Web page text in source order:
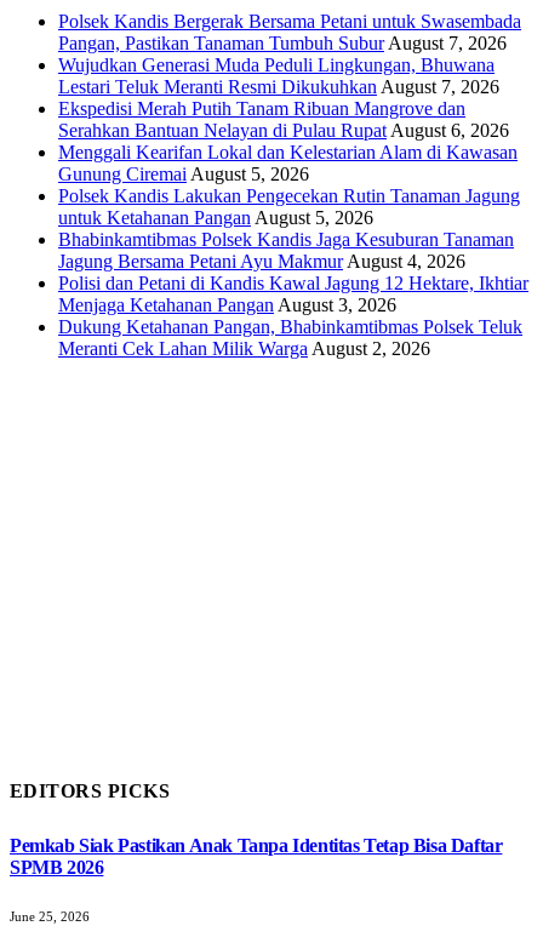
Polsek Kandis Bergerak Bersama Petani untuk Swasembada
Pangan, Pastikan Tanaman Tumbuh Subur August 7, 2026
Wujudkan Generasi Muda Peduli Lingkungan, Bhuwana
Lestari Teluk Meranti Resmi Dikukuhkan August 7, 2026
Ekspedisi Merah Putih Tanam Ribuan Mangrove dan
Serahkan Bantuan Nelayan di Pulau Rupat August 6, 2026
Menggali Kearifan Lokal dan Kelestarian Alam di Kawasan
Gunung Ciremai August 5, 2026
Polsek Kandis Lakukan Pengecekan Rutin Tanaman Jagung
untuk Ketahanan Pangan August 5, 2026
Bhabinkamtibmas Polsek Kandis Jaga Kesuburan Tanaman
Jagung Bersama Petani Ayu Makmur August 4, 2026
Polisi dan Petani di Kandis Kawal Jagung 12 Hektare, Ikhtiar
Menjaga Ketahanan Pangan August 3, 2026
Dukung Ketahanan Pangan, Bhabinkamtibmas Polsek Teluk
Meranti Cek Lahan Milik Warga August 2, 2026
EDITORS PICKS
Pemkab Siak Pastikan Anak Tanpa Identitas Tetap Bisa Daftar
SPMB 2026
June 25, 2026